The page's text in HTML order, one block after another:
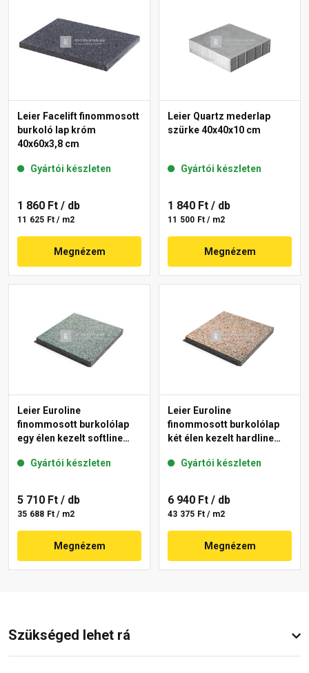
Leier Facelift finommosott
burkoló lap króm
40x60x3,8 cm
Gyártói készleten
1 860 Ft / db
11 625 Ft / m2
Megnézem
Leier Quartz mederlap
szürke 40x40x10 cm
Gyártói készleten
1 840 Ft / db
11 500 Ft / m2
Megnézem
Leier Euroline
finommosott burkolólap
egy élen kezelt softline
Gyártói készleten
5 710 Ft / db
35 688 Ft / m2
Megnézem
Leier Euroline
finommosott burkolólap
két élen kezelt hardline
Gyártói készleten
6 940 Ft / db
43 375 Ft / m2
Megnézem
Szükséged lehet rá